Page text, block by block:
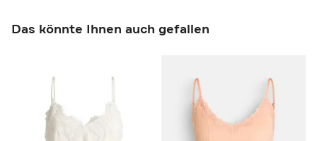
Das könnte Ihnen auch gefallen